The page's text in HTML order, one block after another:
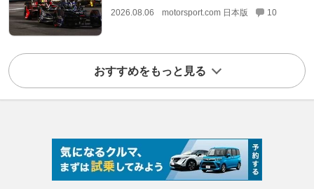
2026.08.06 motorsport.com 日本版 10
おすすめをもっと見る